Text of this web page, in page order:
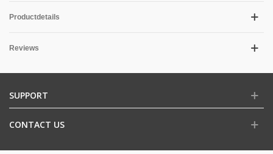
Productdetails
Reviews
SUPPORT
CONTACT US